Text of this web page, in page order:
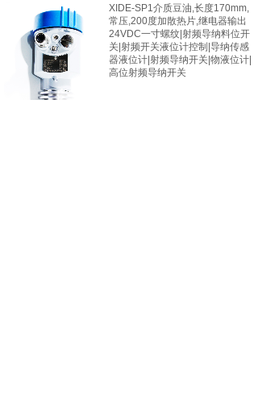
XIDE-SP1介质豆油,长度170mm,
常压,200度加散热片,继电器输出
24VDC一寸螺纹|射频导纳料位开
关|射频开关液位计控制|导纳传感
器液位计|射频导纳开关|物液位计|
高位射频导纳开关